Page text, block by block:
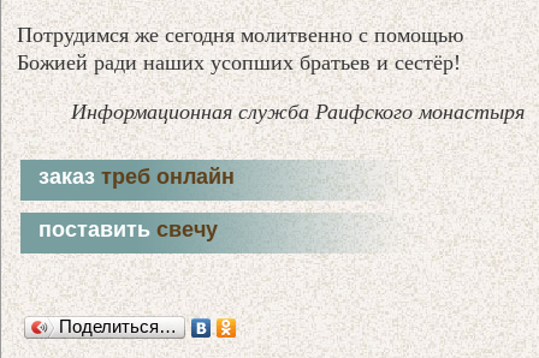
Потрудимся же сегодня молитвенно с помощью
Божией ради наших усопших братьев и сестёр!
Информационная служба Раифского монастыря
заказтреб онлайн
поставитьсвечу
Поделиться…